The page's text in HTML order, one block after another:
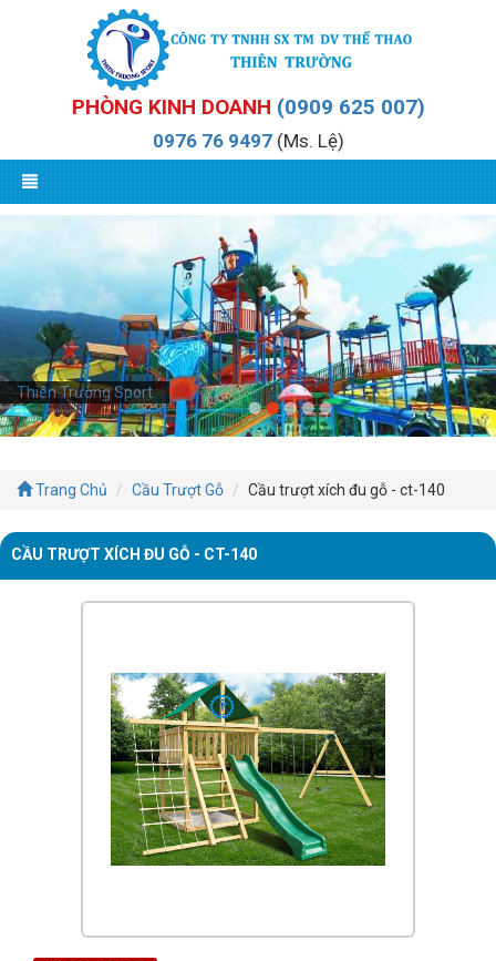
PHÒNG KINH DOANH (0909 625 007)
0976 76 9497(Ms. Lệ)
Thiên Trường Sport
Trang Chủ Cầu Trượt Gỗ Cầu trượt xích đu gỗ - ct-140
CẦU TRƯỢT XÍCH ĐU GỖ - CT-140